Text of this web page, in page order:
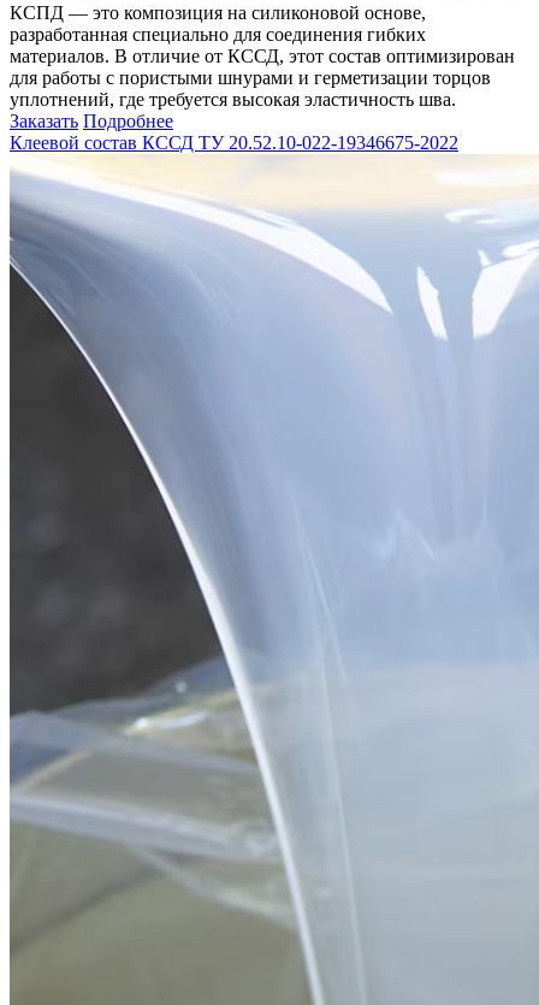
КСПД — это композиция на силиконовой основе,
разработанная специально для соединения гибких
материалов. В отличие от КССД, этот состав оптимизирован
для работы с пористыми шнурами и герметизации торцов
уплотнений, где требуется высокая эластичность шва.
Заказать Подробнее
Клеевой состав КССД ТУ 20.52.10-022-19346675-2022